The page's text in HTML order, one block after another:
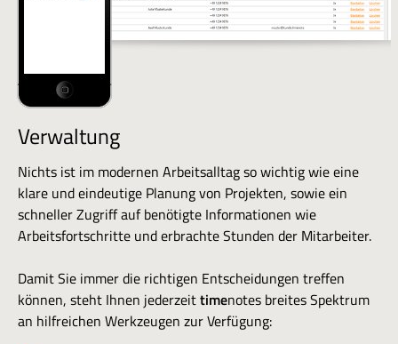
Verwaltung
Nichts ist im modernen Arbeitsalltag so wichtig wie eine
klare und eindeutige Planung von Projekten, sowie ein
schneller Zugriff auf benötigte Informationen wie
Arbeitsfortschritte und erbrachte Stunden der Mitarbeiter.
Damit Sie immer die richtigen Entscheidungen treffen
können, steht Ihnen jederzeittimenotes breites Spektrum
an hilfreichen Werkzeugen zur Verfügung: